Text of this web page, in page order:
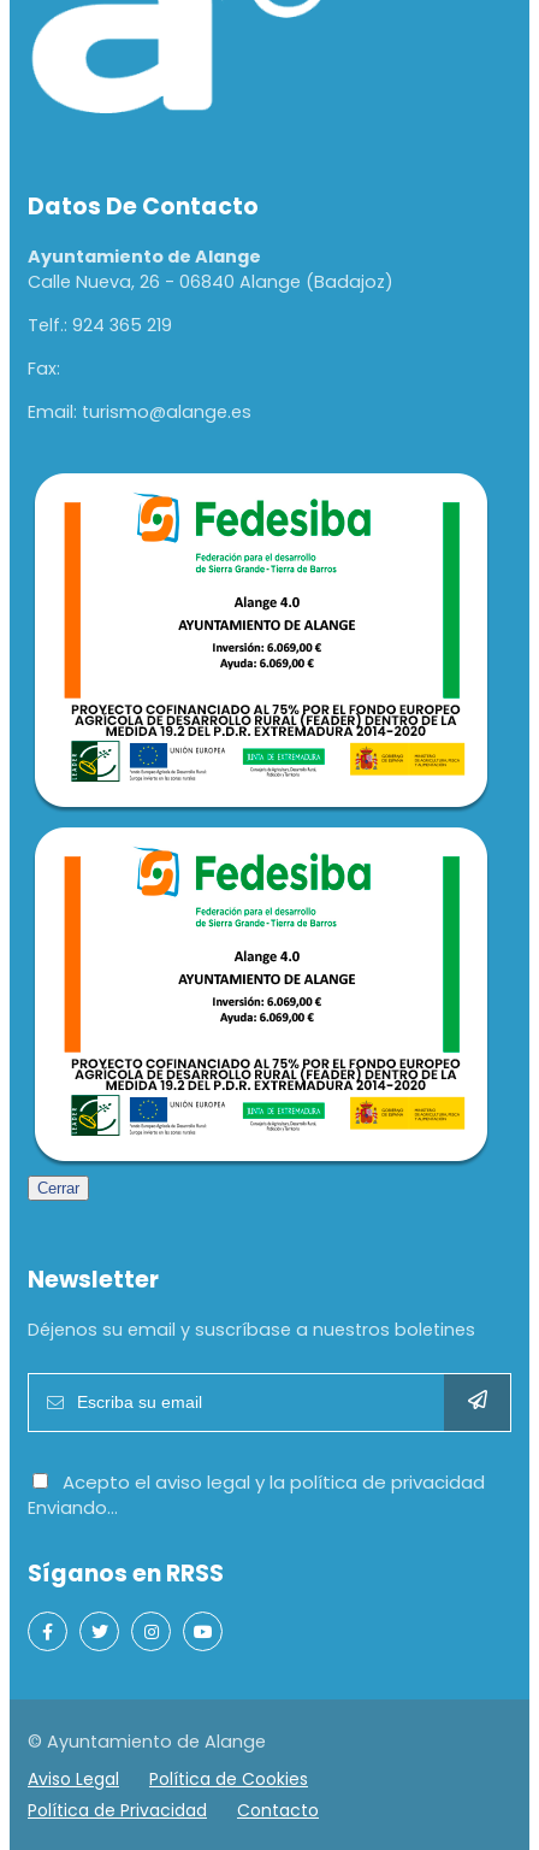
Datos De Contacto
Ayuntamiento de Alange
Calle Nueva, 26 - 06840 Alange (Badajoz)
Telf.: 924 365 219
Fax:
Email: turismo@alange.es
Cerrar
Newsletter
Déjenos su email y suscríbase a nuestros boletines
Acepto el aviso legal y la política de privacidad
Enviando...
Síganos en RRSS
© Ayuntamiento de Alange
Aviso Legal
Política de Cookies
Política de Privacidad
Contacto